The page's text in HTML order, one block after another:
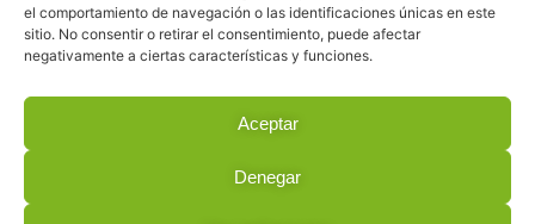
el comportamiento de navegación o las identificaciones únicas en este
sitio. No consentir o retirar el consentimiento, puede afectar
negativamente a ciertas características y funciones.
Aceptar
Denegar
Contacto
info@pinolorenzo.com
619 228 160